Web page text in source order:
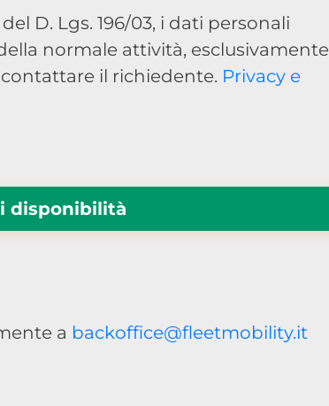
D. Lgs. 196/03, i dati personali
normale attività, esclusivamente
il richiedente. Privacy e
disponibilità
a backoffice@fleetmobility.it